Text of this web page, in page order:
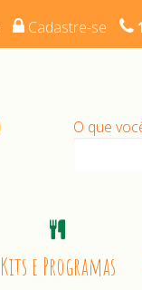
Cadastre-se
O que
Kits e Programas